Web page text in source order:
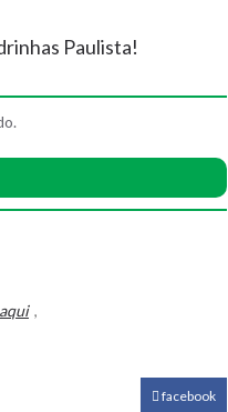
Paulista!
,
facebook